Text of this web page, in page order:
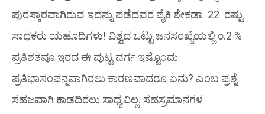
ಪುರಸ್ಕಾರವಾಗಿರುವ ಇದನ್ನು ಪಡೆದವರ ಪೈಕಿ ಶೇಕಡಾ 22 ರಷ್ಟು
ಸಾಧಕರು ಯಹೂದಿಗಳು! ವಿಶ್ವದ ಒಟ್ಟು ಜನಸಂಖ್ಯೆಯಲ್ಲಿ ೦.2 %
ಪ್ರತಿಶತವೂ ಇರದ ಈ ಪುಟ್ಟ ವರ್ಗ ಇಷ್ಟೊಂದು
ಪ್ರತಿಭಾಸಂಪನ್ನವಾಗಿರಲು ಕಾರಣವಾದರೂ ಏನು? ಎಂಬ ಪ್ರಶ್ನೆ
ಸಹಜವಾಗಿ ಕಾಡದಿರಲು ಸಾಧ್ಯವಿಲ್ಲ. ಸಹಸ್ರಮಾನಗಳ